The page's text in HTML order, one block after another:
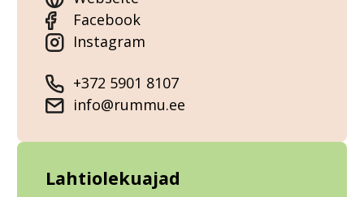
Facebook
Instagram
+372 5901 8107
info@rummu.ee
Lahtiolekuajad